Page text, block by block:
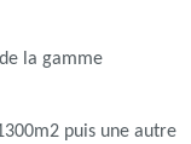
la gamme
puis une autre